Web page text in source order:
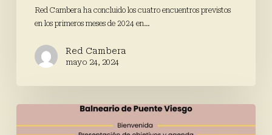
Red Cambera ha concluido los cuatro encuentros previstos
en los primeros meses de 2024 en…
Red Cambera
mayo 24, 2024
Tercer
encuentro